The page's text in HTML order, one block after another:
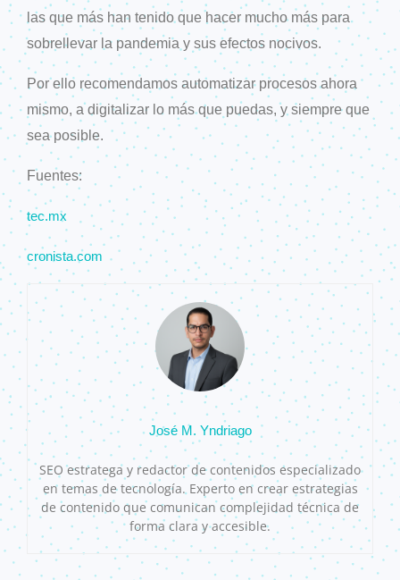
las que más han tenido que hacer mucho más para
sobrellevar la pandemia y sus efectos nocivos.
Por ello recomendamos automatizar procesos ahora
mismo, a digitalizar lo más que puedas, y siempre que
sea posible.
Fuentes:
tec.mx
cronista.com
José M. Yndriago
SEO estratega y redactor de contenidos especializado
en temas de tecnología. Experto en crear estrategias
de contenido que comunican complejidad técnica de
forma clara y accesible.